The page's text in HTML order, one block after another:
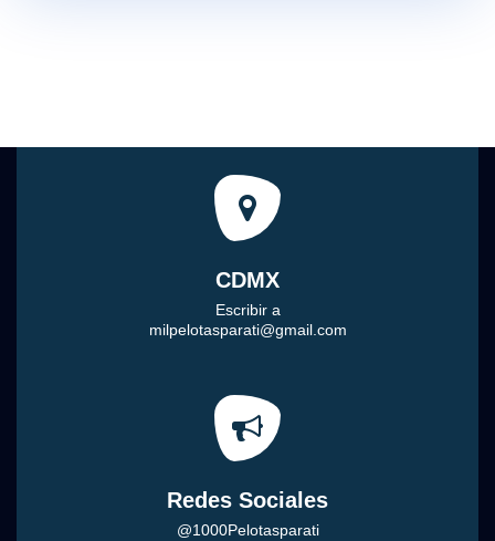
CDMX
Escribir a
milpelotasparati@gmail.com
Redes Sociales
@1000Pelotasparati